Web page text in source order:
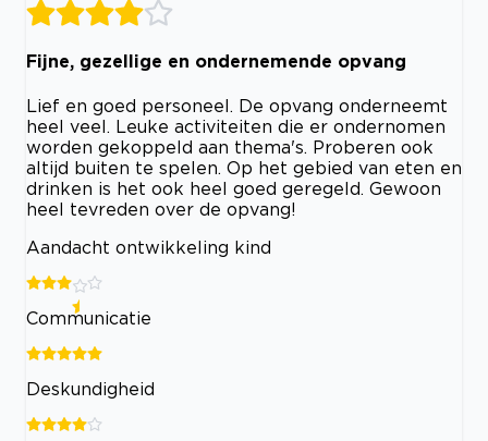
Fijne, gezellige en ondernemende opvang
Lief en goed personeel. De opvang onderneemt
heel veel. Leuke activiteiten die er ondernomen
worden gekoppeld aan thema's. Proberen ook
altijd buiten te spelen. Op het gebied van eten en
drinken is het ook heel goed geregeld. Gewoon
heel tevreden over de opvang!
Aandacht ontwikkeling kind
Communicatie
Deskundigheid